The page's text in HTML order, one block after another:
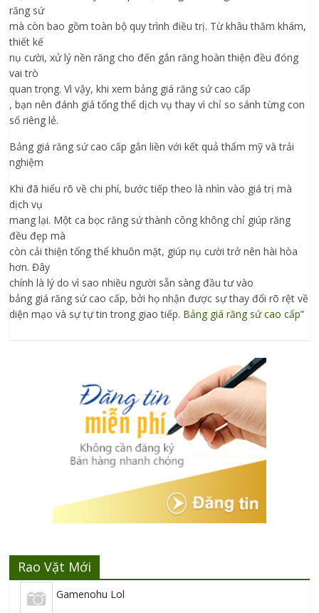
răng sứ
mà còn bao gồm toàn bộ quy trình điều trị. Từ khâu thăm khám,
thiết kế
nụ cười, xử lý nền răng cho đến gắn răng hoàn thiện đều đóng
vai trò
quan trọng. Vì vậy, khi xem bảng giá răng sứ cao cấp
, bạn nên đánh giá tổng thể dịch vụ thay vì chỉ so sánh từng con
số riêng lẻ.
Bảng giá răng sứ cao cấp gắn liền với kết quả thẩm mỹ và trải
nghiệm
Khi đã hiểu rõ về chi phí, bước tiếp theo là nhìn vào giá trị mà
dịch vụ
mang lại. Một ca bọc răng sứ thành công không chỉ giúp răng
đều đẹp mà
còn cải thiện tổng thể khuôn mặt, giúp nụ cười trở nên hài hòa
hơn. Đây
chính là lý do vì sao nhiều người sẵn sàng đầu tư vào
bảng giá răng sứ cao cấp, bởi họ nhận được sự thay đổi rõ rệt về
diện mạo và sự tự tin trong giao tiếp. Bảng giá răng sứ cao cấp”
Rao Vặt Mới
Gamenohu Lol